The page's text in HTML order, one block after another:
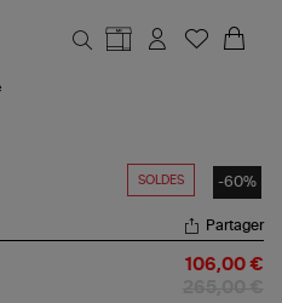
SOLDES -60%
Partager
106,00 €